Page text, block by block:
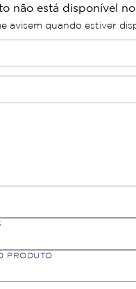
não está disponível
avisem quando estiver
PRODUTO